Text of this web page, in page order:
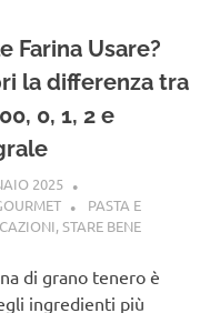
Farina Usare?
la differenza tra
0, 1, 2 e
2025
PASTA E
,STARE BENE
di grano tenero è
ingredienti più